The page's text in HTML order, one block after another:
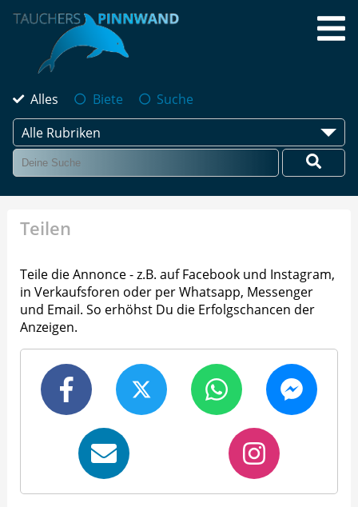
Alles Biete
Suche
Alle Rubriken
Teilen
Teile die Annonce - z.B. auf Facebook und Instagram,
in Verkaufsforen oder per Whatsapp, Messenger
und Email. So erhöhst Du die Erfolgschancen der
Anzeigen.